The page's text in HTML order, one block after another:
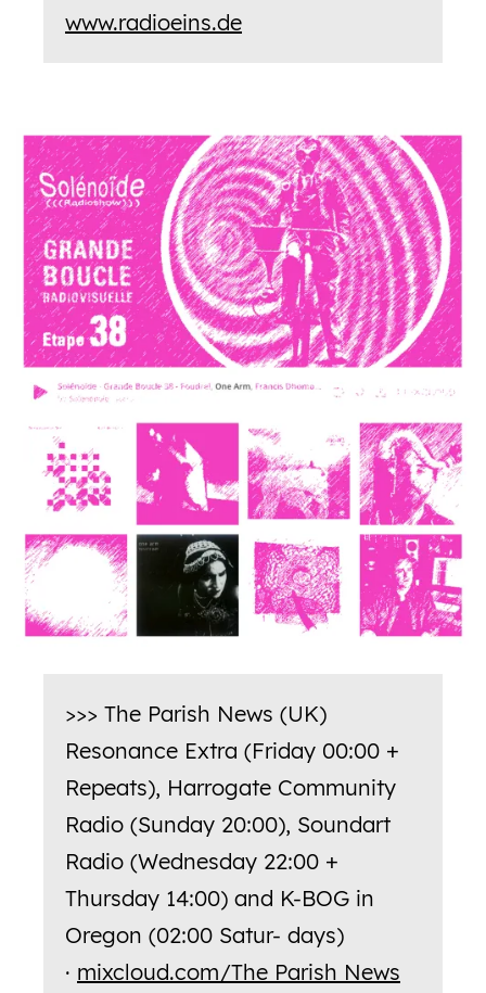
www.radioeins.de
>>> The Parish News (UK)
Resonance Extra (Friday 00:00 +
Repeats), Harrogate Community
Radio (Sunday 20:00), Soundart
Radio (Wednesday 22:00 +
Thursday 14:00) and K-BOG in
Oregon (02:00 Satur- days)
· mixcloud.com/The Parish News